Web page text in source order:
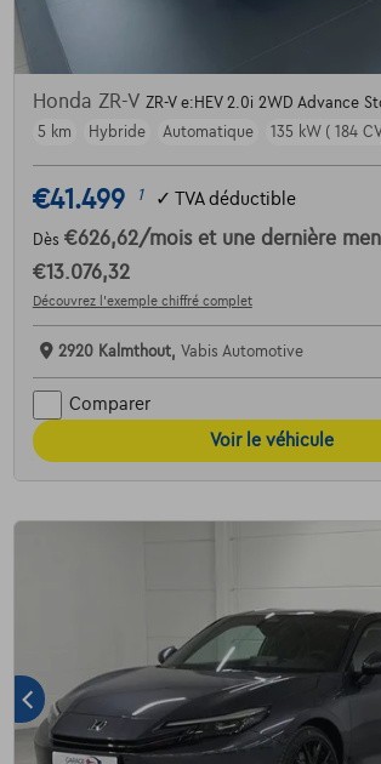
Honda ZR-V ZR-V e:HEV 2.0i 2WD Advance
5 km
Hybride Automatique 135 kW ( 184
€41.499 1 ✓ TVA déductible
Dès €626,62/mois et une dernière
€13.076,32
Découvrez l’exemple chiffré complet
2920 Kalmthout, Vabis Automotive
Comparer
Voir le véhicule